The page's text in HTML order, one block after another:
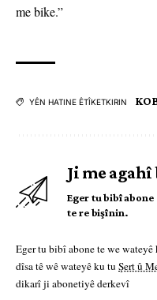
me bike.”
YÊN HATINE ÊTÎKETKIRIN
Ji me
Eger tu bibî
te re bişînin.
Eger tu bibî abone te we wateyê
dîsa tê wê wateyê ku tu Şert û
dikarî ji abonetiyê derkevî